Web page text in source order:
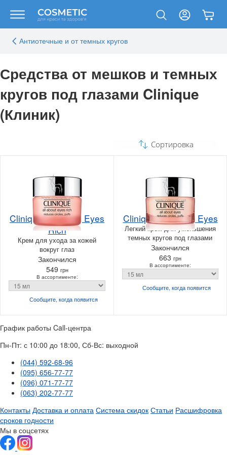
Антиотечные и от темных кругов
Средства от мешков и темных
кругов под глазами Clinique
(Клиник)
Сортировка
Clinique All About Eyes
Rich
Крем для ухода за кожей
вокруг глаз
Закончился
549 грн
В ассортименте:
Сообщите, когдапоявится
Clinique All About Eyes
Легкий крем для уменьшения
темных кругов под глазами
Закончился
663 грн
В ассортименте:
Сообщите, когдапоявится
График работы Call-центра
Пн-Пт: с 10:00 до 18:00, Сб-Вс: выходной
(044) 592-68-96
(095) 656-77-77
(096) 071-77-77
(063) 202-77-77
Контакты Доставка и оплата Система скидок Статьи Расшифровка
сроков годности
Мы в соцсетях